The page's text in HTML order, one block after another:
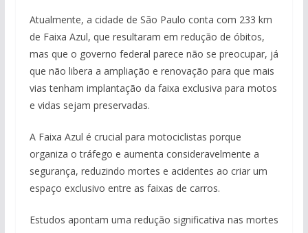
Atualmente, a cidade de São Paulo conta com 233 km
de Faixa Azul, que resultaram em redução de óbitos,
mas que o governo federal parece não se preocupar, já
que não libera a ampliação e renovação para que mais
vias tenham implantação da faixa exclusiva para motos
e vidas sejam preservadas.
A Faixa Azul é crucial para motociclistas porque
organiza o tráfego e aumenta consideravelmente a
segurança, reduzindo mortes e acidentes ao criar um
espaço exclusivo entre as faixas de carros.
Estudos apontam uma redução significativa nas mortes